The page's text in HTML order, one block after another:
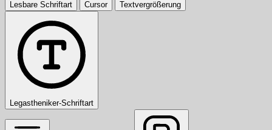
Lesbare Schriftart Cursor Textvergrößerung
Legastheniker-Schriftart